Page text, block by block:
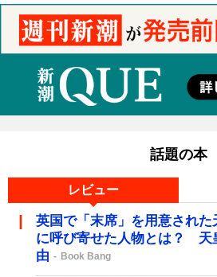
話題の本
レビュー
英国で「末席」を用意された
に呼び寄せた人物とは？ 天
由
Book Bang